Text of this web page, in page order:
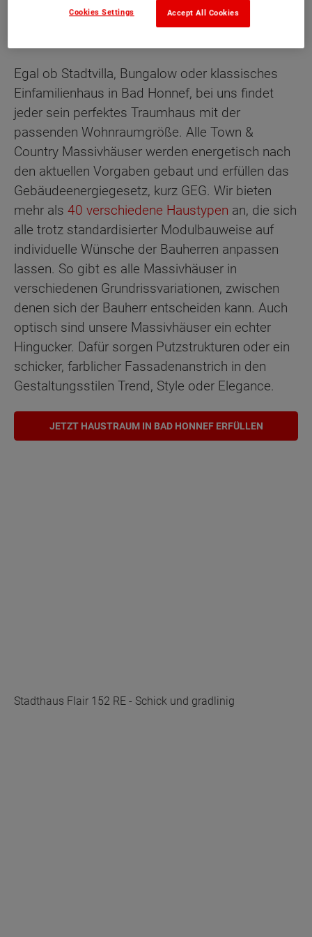
ideale Altersvorsorge.
Egal ob Stadtvilla, Bungalow oder klassisches
Einfamilienhaus in Bad Honnef, bei uns findet
jeder sein perfektes Traumhaus mit der
passenden Wohnraumgröße. Alle Town &
Country Massivhäuser werden energetisch nach
den aktuellen Vorgaben gebaut und erfüllen das
Gebäudeenergiegesetz, kurz GEG. Wir bieten
mehr als 40 verschiedene Haustypen an, die sich
alle trotz standardisierter Modulbauweise auf
individuelle Wünsche der Bauherren anpassen
lassen. So gibt es alle Massivhäuser in
verschiedenen Grundrissvariationen, zwischen
denen sich der Bauherr entscheiden kann. Auch
optisch sind unsere Massivhäuser ein echter
Hingucker. Dafür sorgen Putzstrukturen oder ein
schicker, farblicher Fassadenanstrich in den
Gestaltungsstilen Trend, Style oder Elegance.
JETZT HAUSTRAUM IN BAD HONNEF ERFÜLLEN
Stadthaus Flair 152 RE - Schick und gradlinig
Accept All Cookies
Cookies Settings